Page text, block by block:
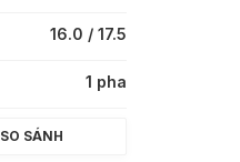
16.0 / 17.5
1 pha
SO SÁNH